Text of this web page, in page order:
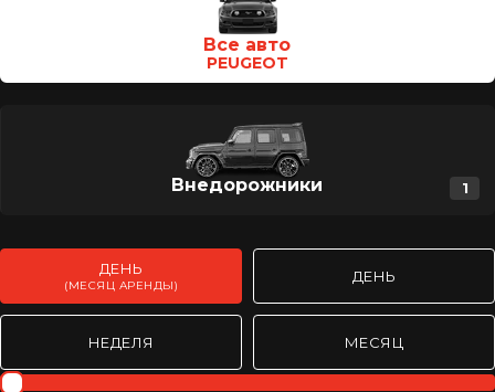
Все авто
PEUGEOT
Внедорожники 1
ДЕНЬ
(МЕСЯЦ АРЕНДЫ)
ДЕНЬ
НЕДЕЛЯ МЕСЯЦ
Rent day mothly